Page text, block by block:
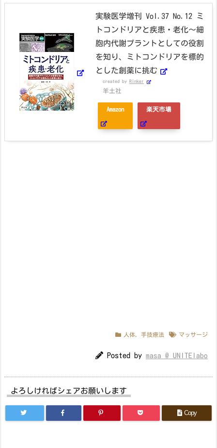
実験医学増刊 Vol.37 No.12 ミ
トコンドリアと疾患・老化〜細
胞内代謝プラントとしての役割
を知り、ミトコンドリアを標的
とした創薬に挑む
created by Rinker
羊土社
Amazon 楽天市場
人体 手技療法 マッサージ
Posted by masa @ UNITElabo
よろしければシェアお願いします
Copy